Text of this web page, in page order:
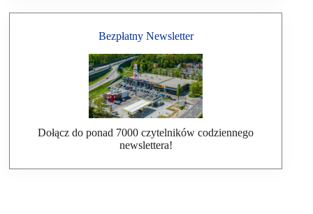
Bezpłatny Newsletter
Dołącz do ponad 7000 czytelników codziennego
newslettera!